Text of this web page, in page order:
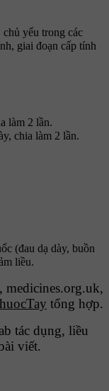
yếu trong các
giai đoạn cấp tính
làm 2 lần.
chia làm 2 lần.
(đau dạ dày, buồn
liều.
medicines.org.uk,
tổng hợp.
tác dụng, liều
viết.